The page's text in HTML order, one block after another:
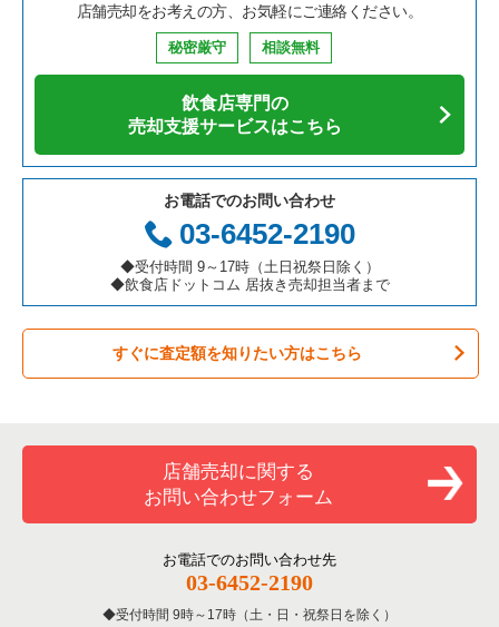
鉄板焼き・お好み焼の居抜き売却物件の案件一覧
カフェの居抜き売却物件の案件一覧
テイクアウトの居抜き売却物件の案件一覧
お弁当・惣菜・デリの居抜き売却物件の案件一覧
カラオケ・パブ・スナックの居抜き売却物件の案件一覧
バーの居抜き売却物件の案件一覧
居酒屋・ダイニングバーの居抜き売却物件の案件一覧
洋食の居抜き売却物件の案件一覧
その他の居抜き売却物件の案件一覧
兵庫県の飲食店の居抜き売却物件の案件一覧
愛知県の飲食店の居抜き売却物件の案件一覧
岐阜県の飲食店の居抜き売却物件の案件一覧
三重県の飲食店の居抜き売却物件の案件一覧
中央区の飲食店の居抜き売却物件の案件一覧
千代田区の飲食店の居抜き売却物件の案件一覧
港区の飲食店の居抜き売却物件の案件一覧
足立区の飲食店の居抜き売却物件の案件一覧
板橋区の飲食店の居抜き売却物件の案件一覧
台東区の飲食店の居抜き売却物件の案件一覧
練馬区の飲食店の居抜き売却物件の案件一覧
北区の飲食店の居抜き売却物件の案件一覧
江戸川区の飲食店の居抜き売却物件の案件一覧
東京23区のそば・うどんの居抜き売却物件の案件一覧
東京23区の焼肉の居抜き売却物件の案件一覧
東京23区の鉄板焼き・お好み焼の居抜き売却物件の案件一覧
東京23区のアジア料理の居抜き売却物件の案件一覧
東京23区のカフェの居抜き売却物件の案件一覧
東京23区のテイクアウトの居抜き売却物件の案件一覧
東京23区のお弁当・惣菜・デリの居抜き売却物件の案件一覧
東京23区のバーの居抜き売却物件の案件一覧
東京23区の居酒屋・ダイニングバーの居抜き売却物件の案件一
東京23区の専門料理の居抜き売却物件の案件一覧
中央区の中華の居抜き売却物件の案件一覧
中央区の寿司の居抜き売却物件の案件一覧
中央区の焼肉の居抜き売却物件の案件一覧
中央区の鉄板焼き・お好み焼の居抜き売却物件の案件一覧
中央区のアジア料理の居抜き売却物件の案件一覧
中央区のカフェの居抜き売却物件の案件一覧
中央区のお弁当・惣菜・デリの居抜き売却物件の案件一覧
中央区のバーの居抜き売却物件の案件一覧
中央区の居酒屋・ダイニングバーの居抜き売却物件の案件一覧
中央区の専門料理の居抜き売却物件の案件一覧
中央区の和食の居抜き売却物件の案件一覧
店舗売却をお考えの方、お気軽にご連絡ください。
秘密厳守 相談無料
飲食店専門の
売却支援サービスはこちら
お電話でのお問い合わせ
03-6452-2190
◆受付時間 9～17時（土日祝祭日除く）
◆飲食店ドットコム 居抜き売却担当者まで
すぐに査定額を知りたい方はこちら
店舗売却に関する
お問い合わせフォーム
お電話でのお問い合わせ先
03-6452-2190
受付時間 9時～17時（土・日・祝祭日を除く）